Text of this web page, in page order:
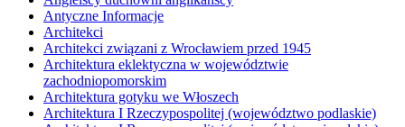
Antyczne Informacje
Architekci
Architekci związani z Wrocławiem przed 1945
Architektura eklektyczna w województwie
zachodniopomorskim
Architektura gotyku we Włoszech
Architektura I Rzeczypospolitej (województwo podlaskie)